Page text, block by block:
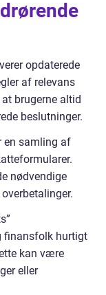
opdaterede
af relevans
brugerne altid
beslutninger.
en samling af
nødvendige
finansfolk hurtigt
kan være
eller